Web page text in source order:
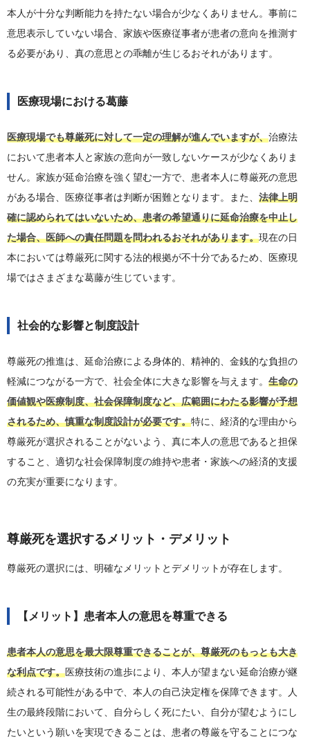
本人が十分な判断能力を持たない場合が少なくありません。事前に
意思表示していない場合、家族や医療従事者が患者の意向を推測す
る必要があり、真の意思との乖離が生じるおそれがあります。
医療現場における葛藤
医療現場でも尊厳死に対して一定の理解が進んでいますが、治療法
において患者本人と家族の意向が一致しないケースが少なくありま
せん。家族が延命治療を強く望む一方で、患者本人に尊厳死の意思
がある場合、医療従事者は判断が困難となります。また、 法律上明
確に認められてはいないため、患者の希望通りに延命治療を中止し
た場合、医師への責任問題を問われるおそれがあります。現在の日
本においては尊厳死に関する法的根拠が不十分であるため、医療現
場ではさまざまな葛藤が生じています。
社会的な影響と制度設計
尊厳死の推進は、延命治療による身体的、精神的、金銭的な負担の
軽減につながる一方で、社会全体に大きな影響を与えます。 生命の
価値観や医療制度、社会保障制度など、広範囲にわたる影響が予想
されるため、慎重な制度設計が必要です。特に、経済的な理由から
尊厳死が選択されることがないよう、真に本人の意思であると担保
すること、適切な社会保障制度の維持や患者・家族への経済的支援
の充実が重要になります。
尊厳死を選択するメリット・デメリット
尊厳死の選択には、明確なメリットとデメリットが存在します。
【メリット】患者本人の意思を尊重できる
患者本人の意思を最大限尊重できることが、尊厳死のもっとも大き
な利点です。医療技術の進歩により、本人が望まない延命治療が継
続される可能性がある中で、本人の自己決定権を保障できます。人
生の最終段階において、自分らしく死にたい、自分が望むようにし
たいという願いを実現できることは、患者の尊厳を守ることにつな